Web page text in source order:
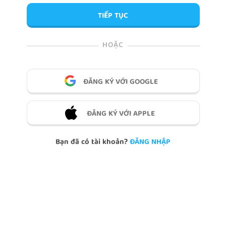
TIẾP TỤC
HOẶC
ĐĂNG KÝ VỚI GOOGLE
ĐĂNG KÝ VỚI APPLE
Bạn đã có tài khoản?ĐĂNG NHẬP